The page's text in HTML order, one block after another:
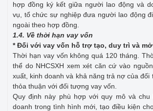
hợp đồng ký kết giữa người lao động và
vụ, tổ chức sự nghiệp đưa người lao động
ngoài theo hợp đồng.
1.4. Về thời hạn vay vốn
* Đối với vay vốn hỗ trợ tạo, duy trì và
Thời hạn vay vốn không quá 120 tháng.
thể do NHCSXH xem xét căn cứ vào
xuất, kinh doanh và khả năng trả nợ của đối
thỏa thuận với đối tượng vay vốn.
Quy định này phù hợp với quy mô và chu
doanh trong tình hình mới, tạo điều kiện